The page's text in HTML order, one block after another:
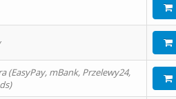
(EasyPay, mBank, Przelewy24,